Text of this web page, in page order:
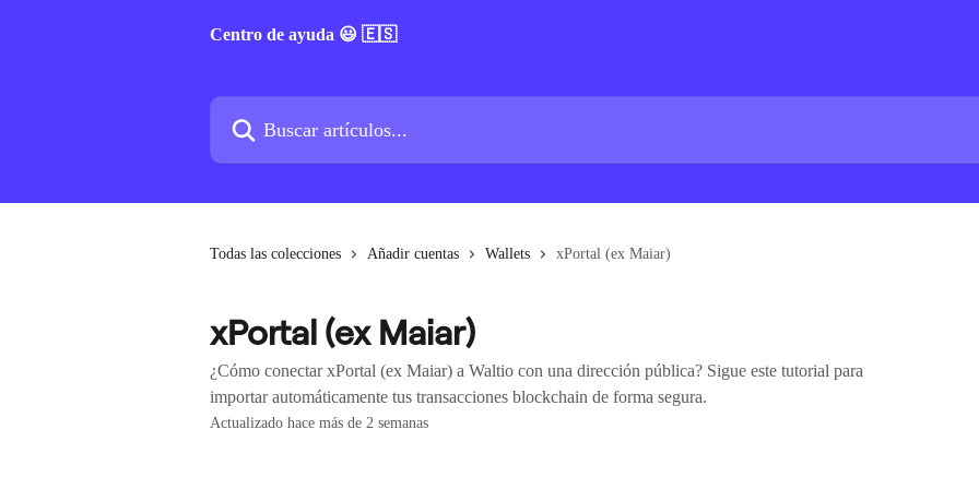
Centro de ayuda 😃 🇪🇸
Buscar artículos...
Todas las colecciones Añadir cuentas Wallets xPortal (ex Maiar)
xPortal (ex Maiar)
¿Cómo conectar xPortal (ex Maiar) a Waltio con una dirección pública? Sigue este tutorial para
importar automáticamente tus transacciones blockchain de forma segura.
Actualizado hace más de 2 semanas